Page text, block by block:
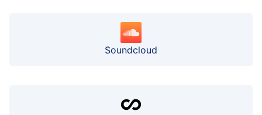
Soundcloud